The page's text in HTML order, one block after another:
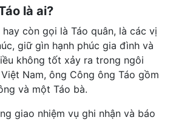
là ai?
còn gọi là Táo quân, là các vị
giữ gìn hạnh phúc gia đình và
không tốt xảy ra trong ngôi
Nam, ông Công ông Táo gồm
và một Táo bà.
giao nhiệm vụ ghi nhận và báo